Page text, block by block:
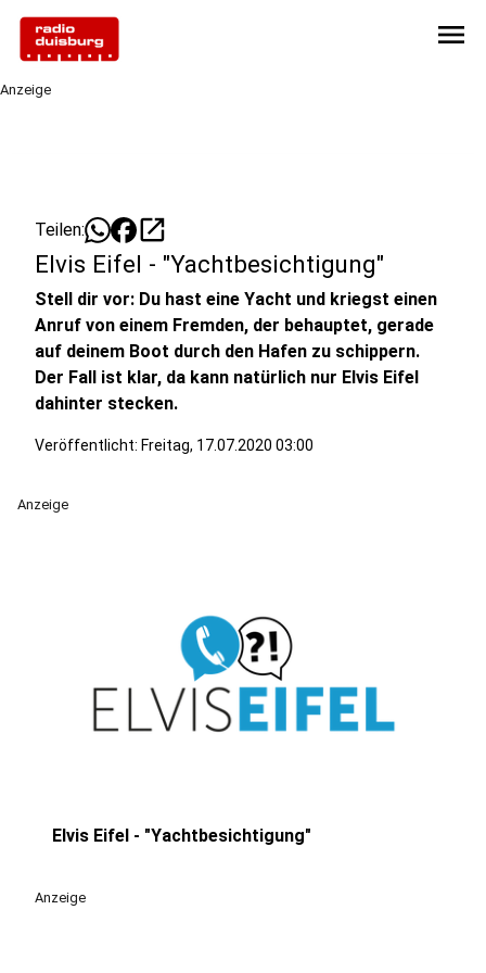
menu
Anzeige
Teilen: open_in_new
Elvis Eifel - "Yachtbesichtigung"
Stell dir vor: Du hast eine Yacht und kriegst einen
Anruf von einem Fremden, der behauptet, gerade
auf deinem Boot durch den Hafen zu schippern.
Der Fall ist klar, da kann natürlich nur Elvis Eifel
dahinter stecken.
Veröffentlicht: Freitag, 17.07.2020 03:00
Anzeige
Elvis Eifel - "Yachtbesichtigung"
Anzeige